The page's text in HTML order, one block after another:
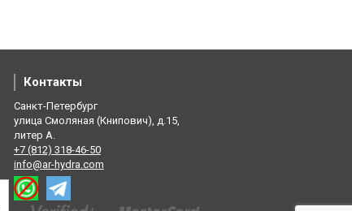
Контакты
Санкт-Петербург
улица Смоляная (Книпович), д.15,
литер А.
+7 (812) 318-46-50
info@ar-hydra.com